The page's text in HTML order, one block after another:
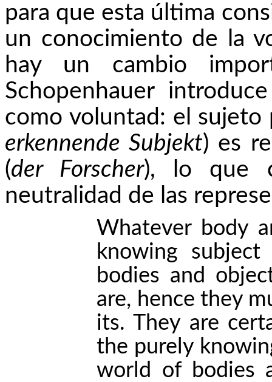
para que esta última
un conocimiento de la
hay un cambio
Schopenhauer
como voluntad: el
erkennende Subjekt) es
(der Forscher), lo que
neutralidad de las
Whatever body
knowing
bodies and
are, hence they
its. They are
the purely
world of bodies